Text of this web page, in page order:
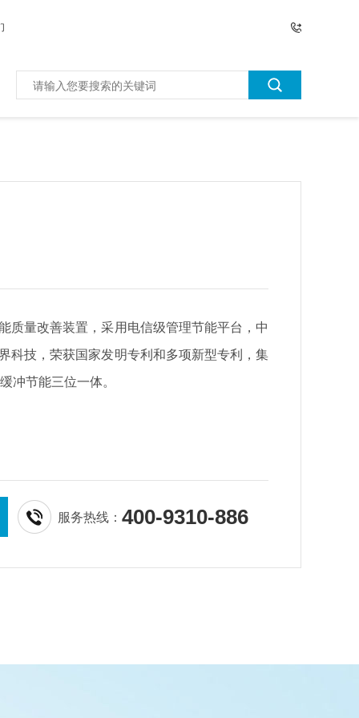
质量改善装置，采用电信级管理节能平台，中
科技，荣获国家发明专利和多项新型专利，集
冲节能三位一体。
服务热线： 400-9310-886